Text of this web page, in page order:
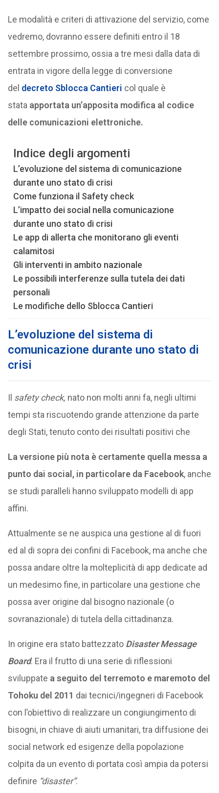
Le modalità e criteri di attivazione del servizio, come
vedremo, dovranno essere definiti entro il 18
settembre prossimo, ossia a tre mesi dalla data di
entrata in vigore della legge di conversione
del decreto Sblocca Cantieri col quale è
stata apportata un’apposita modifica al codice
delle comunicazioni elettroniche.
Indice degli argomenti
L’evoluzione del sistema di comunicazione
durante uno stato di crisi
Come funziona il Safety check
L’impatto dei social nella comunicazione
durante uno stato di crisi
Le app di allerta che monitorano gli eventi
calamitosi
Gli interventi in ambito nazionale
Le possibili interferenze sulla tutela dei dati
personali
Le modifiche dello Sblocca Cantieri
L’evoluzione del sistema di
comunicazione durante uno stato di
crisi
Il safety check, nato non molti anni fa, negli ultimi
tempi sta riscuotendo grande attenzione da parte
degli Stati, tenuto conto dei risultati positivi che
La versione più nota è certamente quella messa a
punto dai social, in particolare da Facebook, anche
se studi paralleli hanno sviluppato modelli di app
affini.
Attualmente se ne auspica una gestione al di fuori
ed al di sopra dei confini di Facebook, ma anche che
possa andare oltre la molteplicità di app dedicate ad
un medesimo fine, in particolare una gestione che
possa aver origine dal bisogno nazionale (o
sovranazionale) di tutela della cittadinanza.
In origine era stato battezzato Disaster Message
Board. Era il frutto di una serie di riflessioni
sviluppate a seguito del terremoto e maremoto del
Tohoku del 2011 dai tecnici/ingegneri di Facebook
con l’obiettivo di realizzare un congiungimento di
bisogni, in chiave di aiuti umanitari, tra diffusione dei
social network ed esigenze della popolazione
colpita da un evento di portata così ampia da potersi
definire “disaster”.